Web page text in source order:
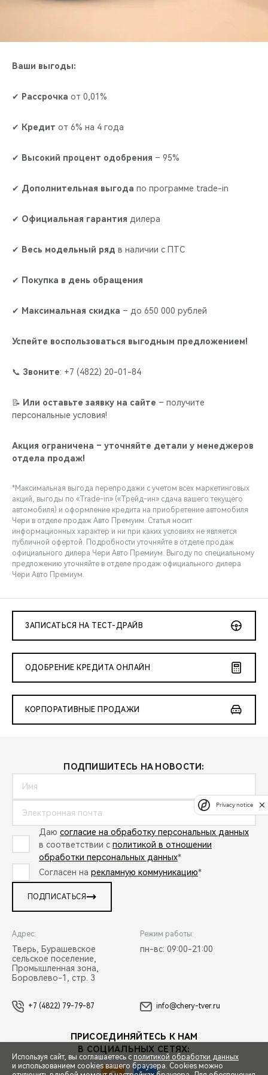
НАШИ МЕРОПРИЯТИЯ
ВИДЕООБЗОРЫ
CHERY ДЛЯ ДЕТЕЙ
Ваши выгоды:
✔ Рассрочка от 0,01%
✔ Кредит от 6% на 4 года
✔ Высокий процент одобрения – 95%
✔ Дополнительная выгода по программе trade-in
✔ Официальная гарантия дилера
✔ Весь модельный ряд в наличии с ПТС
✔ Покупка в день обращения
✔ Максимальная скидка – до 650 000 рублей
Успейте воспользоваться выгодным предложением!
📞 Звоните: +7 (4822) 20-01-84
📝 Или оставьте заявку на сайте – получите
персональные условия!
Акция ограничена – уточняйте детали у менеджеров
отдела продаж!
*Максимальная выгода перепродажи с учетом всех маркетинговых
акций, выгоды по «Trade-in» («Трейд-ин» сдача вашего текущего
автомобиля) и оформление кредита на приобретение автомобиля
Чери в отделе продаж Авто Премуим. Статья носит
информационных характер и ни при каких условиях не является
публичной офертой. Подробности уточняйте в отделе продаж
официального дилера Чери Авто Премиум. Выгоду по специальному
предложению уточняйте в отделе продаж официального дилера
Чери Авто Премиум.
ЗАПИСАТЬСЯ НА ТЕСТ-ДРАЙВ
ОДОБРЕНИЕ КРЕДИТА ОНЛАЙН
КОРПОРАТИВНЫЕ ПРОДАЖИ
ПОДПИШИТЕСЬ НА НОВОСТИ:
Даю согласие на обработку персональных данных
в соответствии с политикой в отношении
обработки персональных данных*
Согласен на рекламную коммуникацию*
ПОДПИСАТЬСЯ
Адрес:
Тверь, Бурашевское
сельское поселение,
Промышленная зона,
Боровлево-1, стр. 3
Режим работы:
пн-вс: 09:00-21:00
+7 (4822) 79-79-87 info@chery-tver.ru
ПРИСОЕДИНЯЙТЕСЬ К НАМ
В СОЦИАЛЬНЫХ СЕТЯХ:
Используя сайт, вы соглашаетесь с политикой обработки данных
и использованием cookies вашего браузера. Cookies можно
Privacy notice